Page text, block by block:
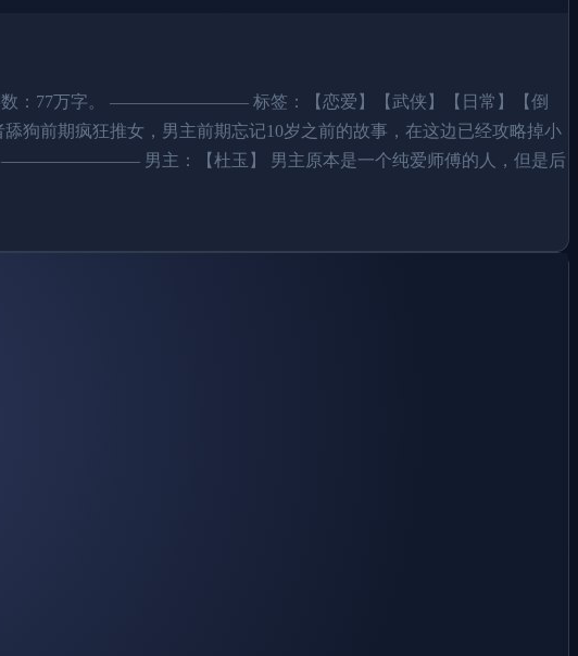
字数：77万字。 ———————— 标签：【恋爱】【武侠】【日常】【倒
期疯狂推女，男主前期忘记10岁之前的故事，在这边已经攻略掉小
———————— 男主：【杜玉】 男主原本是一个纯爱师傅的人，但是后